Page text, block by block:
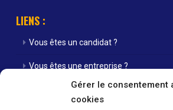
Gérer le consentement
cookies
LIENS :
Vous êtes un candidat ?
Vous êtes une entreprise ?
Nos agences